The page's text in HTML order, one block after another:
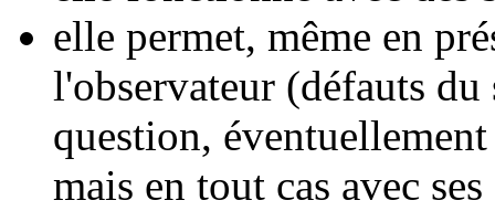
elle permet, même en
l'observateur (défauts
question,
mais en tout cas avec